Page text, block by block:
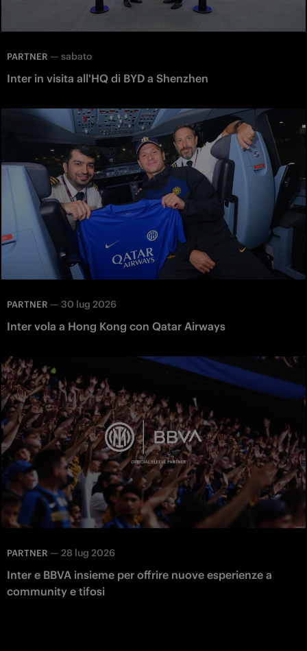
PARTNER — sabato
Inter in visita all'HQ di BYD a Shenzhen
PARTNER — 30 lug 2026
Inter vola a Hong Kong con Qatar Airways
PARTNER — 28 lug 2026
Inter e BBVA insieme per offrire nuove esperienze a
community e tifosi